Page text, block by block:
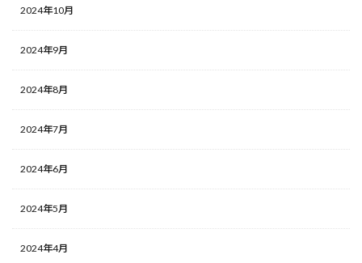
2024年10月
2024年9月
2024年8月
2024年7月
2024年6月
2024年5月
2024年4月